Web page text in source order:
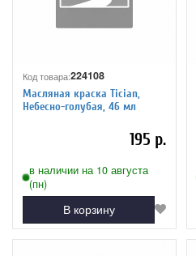
Код товара:224108
Масляная краска Tician,
Небесно-голубая, 46 мл
195 р.
в наличии на 10 августа
(пн)
В корзину